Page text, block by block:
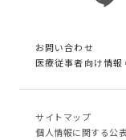
お問い合わせ
医療従事者向け情報
サイトマップ
個⼈情報に関する公